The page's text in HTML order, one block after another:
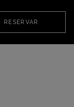
RESERVAR